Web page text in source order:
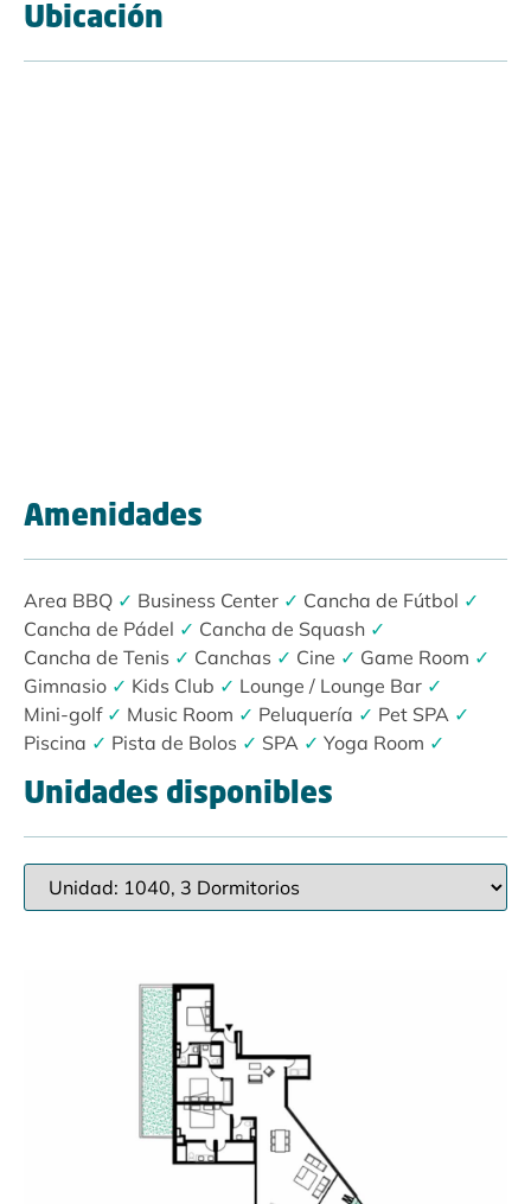
Ubicación
Amenidades
Area BBQ ✓ Business Center ✓ Cancha de Fútbol ✓
Cancha de Pádel ✓ Cancha de Squash ✓
Cancha de Tenis ✓ Canchas ✓ Cine ✓ Game Room ✓
Gimnasio ✓ Kids Club ✓ Lounge / Lounge Bar ✓
Mini-golf✓ Music Room ✓ Peluquería ✓ Pet SPA ✓
Piscina ✓ Pista de Bolos ✓ SPA ✓ Yoga Room ✓
Unidades disponibles